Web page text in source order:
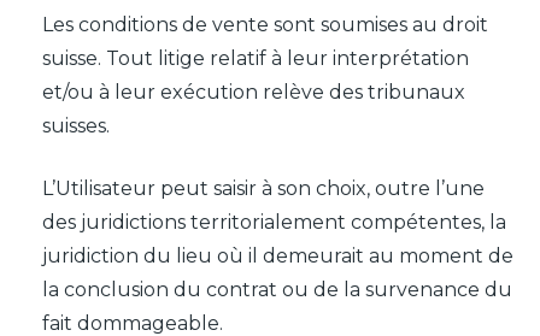
Les conditions de vente sont soumises au droit
suisse. Tout litige relatif à leur interprétation
et/ou à leur exécution relève des tribunaux
suisses.
L’Utilisateur peut saisir à son choix, outre l’une
des juridictions territorialement compétentes, la
juridiction du lieu où il demeurait au moment de
la conclusion du contrat ou de la survenance du
fait dommageable.